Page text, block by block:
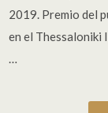
2019. Premio del
en el Thessaloniki
…